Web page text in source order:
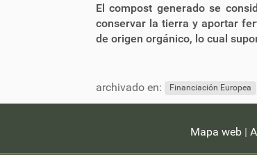
El compost generado se
conservar la tierra y aportar
de origen orgánico, lo cual
archivado en: Financiación Europea
Mapa web|